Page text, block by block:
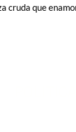
cruda que